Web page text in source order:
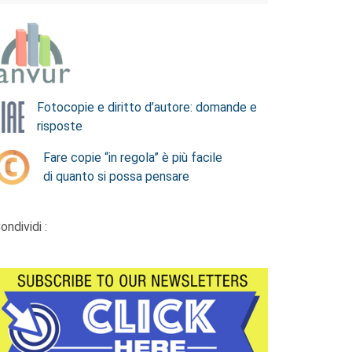
Fotocopie e diritto d’autore: domande e
risposte
Fare copie “in regola” è più facile
di quanto si possa pensare
: